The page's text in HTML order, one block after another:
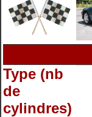
Type (nb
de
cylindres)